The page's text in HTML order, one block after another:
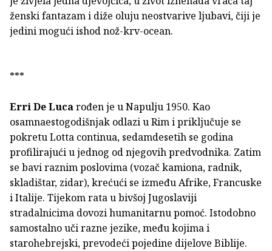
ženski fantazam i diže oluju neostvarive ljubavi, čiji je
jedini mogući ishod nož-krv-ocean.
***
Erri De Lucarođen je u Napulju 1950. Kao
osamnaestogodišnjak odlazi u Rim i priključuje se
pokretu Lotta continua, sedamdesetih se godina
profilirajući u jednog od njegovih predvodnika. Zatim
se bavi raznim poslovima (vozač kamiona, radnik,
skladištar, zidar), krećući se između Afrike, Francuske
i Italije. Tijekom rata u bivšoj Jugoslaviji
stradalnicima dovozi humanitarnu pomoć. Istodobno
samostalno uči razne jezike, među kojima i
starohebrejski, prevodeći pojedine dijelove Biblije.